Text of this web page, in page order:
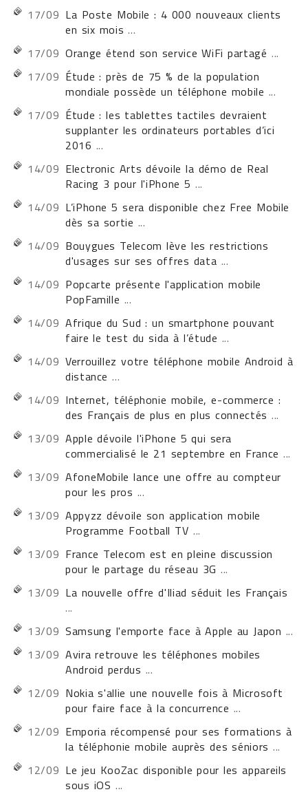
17/09 La Poste Mobile : 4 000 nouveaux clients
en six mois ...
17/09 Orange étend son service WiFi partagé ...
17/09 Étude : près de 75 % de la population
mondiale possède un téléphone mobile ...
17/09 Étude : les tablettes tactiles devraient
supplanter les ordinateurs portables d’ici
2016 ...
14/09 Electronic Arts dévoile la démo de Real
Racing 3 pour l'iPhone 5 ...
14/09 L’iPhone 5 sera disponible chez Free Mobile
dès sa sortie ...
14/09 Bouygues Telecom lève les restrictions
d'usages sur ses offres data ...
14/09 Popcarte présente l'application mobile
PopFamille ...
14/09 Afrique du Sud : un smartphone pouvant
faire le test du sida à l’étude ...
14/09 Verrouillez votre téléphone mobile Android à
distance ...
14/09 Internet, téléphonie mobile, e-commerce :
des Français de plus en plus connectés ...
13/09 Apple dévoile l'iPhone 5 qui sera
commercialisé le 21 septembre en France ...
13/09 AfoneMobile lance une offre au compteur
pour les pros ...
13/09 Appyzz dévoile son application mobile
Programme Football TV ...
13/09 France Telecom est en pleine discussion
pour le partage du réseau 3G ...
13/09 La nouvelle offre d'Iliad séduit les Français
...
13/09 Samsung l'emporte face à Apple au Japon ...
13/09 Avira retrouve les téléphones mobiles
Android perdus ...
12/09 Nokia s'allie une nouvelle fois à Microsoft
pour faire face à la concurrence ...
12/09 Emporia récompensé pour ses formations à
la téléphonie mobile auprès des séniors ...
12/09 Le jeu KooZac disponible pour les appareils
sous iOS ...